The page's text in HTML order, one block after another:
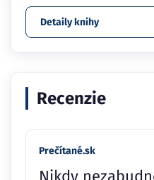
Detaily knihy
Recenzie
Prečítané.sk
Nikdy